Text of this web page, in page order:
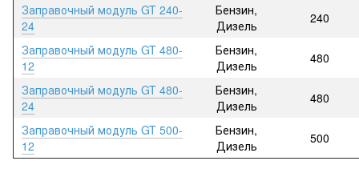
Заправочный модуль GT 240-
24
Бензин,
Дизель
240
Заправочный модуль GT 480-
12
Бензин,
Дизель
480
Заправочный модуль GT 480-
24
Бензин,
Дизель
480
Заправочный модуль GT 500-
12
Бензин,
Дизель
500